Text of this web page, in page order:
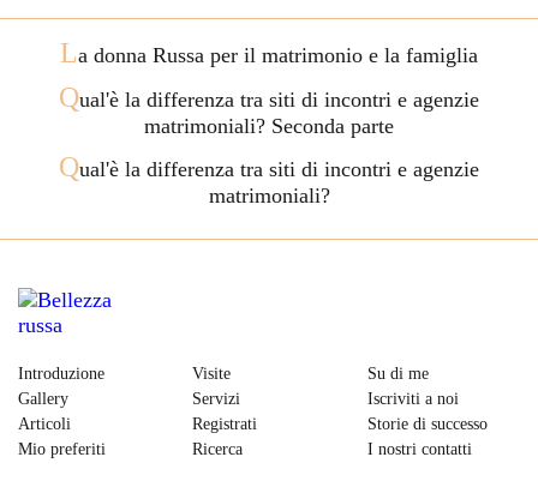
La donna Russa per il matrimonio e la famiglia
Qual'è la differenza tra siti di incontri e agenzie
matrimoniali? Seconda parte
Qual'è la differenza tra siti di incontri e agenzie
matrimoniali?
Introduzione
Gallery
Articoli
Mio preferiti
Visite
Servizi
Registrati
Ricerca
Su di me
Iscriviti a noi
Storie di successo
I nostri contatti